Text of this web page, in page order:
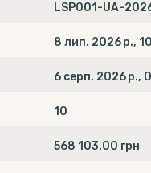
LSP001-UA-
8 лип. 2026 р.,
6 серп. 2026 р.,
10
568 103.00 грн